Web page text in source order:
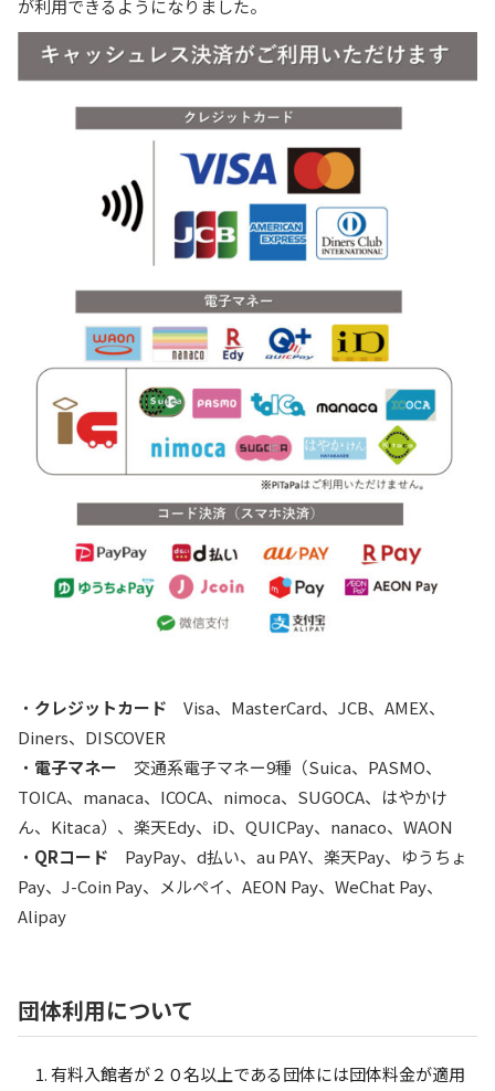
が利用できるようになりました。
・ クレジットカード Visa、MasterCard、JCB、AMEX、
Diners、DISCOVER
・ 電子マネー 交通系電子マネー9種（Suica、PASMO、
TOICA、manaca、ICOCA、nimoca、SUGOCA、はやかけ
ん、Kitaca）、楽天Edy、iD、QUICPay、nanaco、WAON
・ QRコード PayPay、d払い、au PAY、楽天Pay、ゆうちょ
Pay、J-Coin Pay、メルペイ、AEON Pay、WeChat Pay、
Alipay
団体利用について
有料入館者が２０名以上である団体には団体料金が適用